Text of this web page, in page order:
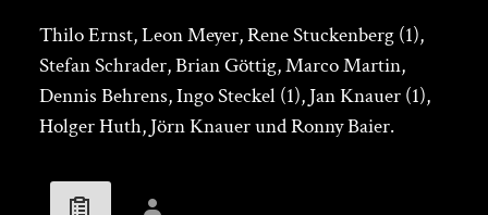
Thilo Ernst, Leon Meyer, Rene Stuckenberg (1),
Stefan Schrader, Brian Göttig, Marco Martin,
Dennis Behrens, Ingo Steckel (1), Jan Knauer (1),
Holger Huth, Jörn Knauer und Ronny Baier.